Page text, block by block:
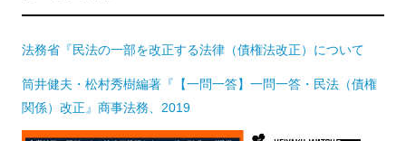
法務省『民法の一部を改正する法律（債権法改正）について
筒井健夫・松村秀樹編著『【一問一答】一問一答・民法（債権
関係）改正』商事法務、2019